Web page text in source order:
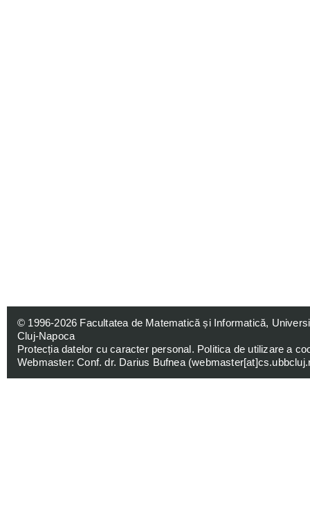
© 1996-2026 Facultatea de Matematică și Informatică,
Cluj-Napoca
Protecția datelor cu caracter personal. Politica de utilizare a
Webmaster: Conf. dr. Darius Bufnea (